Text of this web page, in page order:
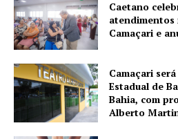
Caetano
atendimentos
Camaçari e
Camaçari
Estadual de
Bahia, com
Alberto